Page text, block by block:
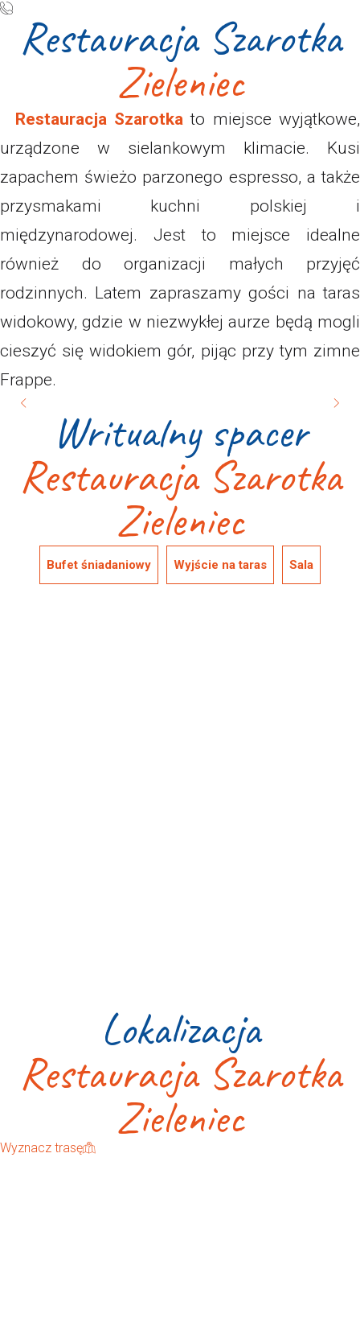
Restauracja Szarotka
Zieleniec
Restauracja Szarotka to miejsce wyjątkowe,
urządzone w sielankowym klimacie. Kusi
zapachem świeżo parzonego espresso, a także
przysmakami kuchni polskiej i
międzynarodowej. Jest to miejsce idealne
również do organizacji małych przyjęć
rodzinnych. Latem zapraszamy gości na taras
widokowy, gdzie w niezwykłej aurze będą mogli
cieszyć się widokiem gór, pijąc przy tym zimne
Frappe.
Writualny spacer
Restauracja Szarotka
Zieleniec
Bufet śniadaniowy Wyjście na taras Sala
Lokalizacja
Restauracja Szarotka
Zieleniec
Wyznacz trasę